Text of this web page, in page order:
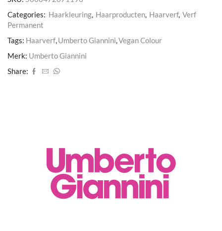
Categories: Haarkleuring, Haarproducten, Haarverf, Verf
Permanent
Tags: Haarverf,Umberto Giannini,Vegan Colour
Merk: Umberto Giannini
Share: